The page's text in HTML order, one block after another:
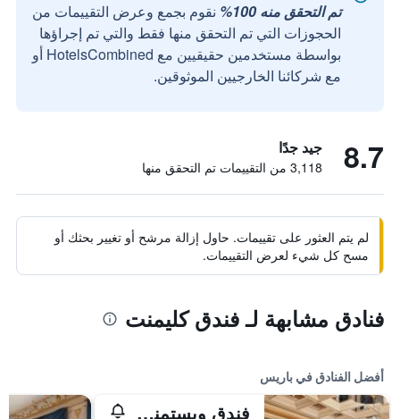
تم التحقق منه 100%
نقوم بجمع وعرض التقييمات من
الحجوزات التي تم التحقق منها فقط والتي تم إجراؤها
بواسطة مستخدمين حقيقيين مع HotelsCombined أو
مع شركائنا الخارجيين الموثوقين.
8.7 جيد جدًا
3,118 من التقييمات تم التحقق منها
لم يتم العثور على تقييمات. حاول إزالة مرشح أو تغيير بحثك أو
مسح كل شيء لعرض التقييمات.
فنادق مشابهة لـ فندق كليمنت
أفضل الفنادق في باريس
فندق ويستمنستر